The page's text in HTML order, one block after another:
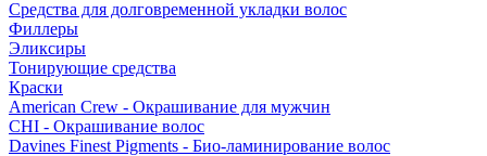
Средства для долговременной укладки волос
Филлеры
Эликсиры
Тонирующие средства
Краски
American Crew - Окрашивание для мужчин
CHI - Окрашивание волос
Davines Finest Pigments - Био-ламинирование волос